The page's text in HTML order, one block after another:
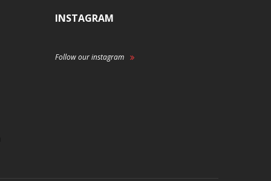
INSTAGRAM
Follow our instagram